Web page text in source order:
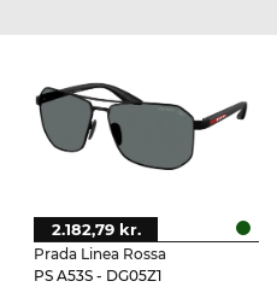
Prada Linea Rossa
PS A53S - DG05Z1
2.182,79 kr.